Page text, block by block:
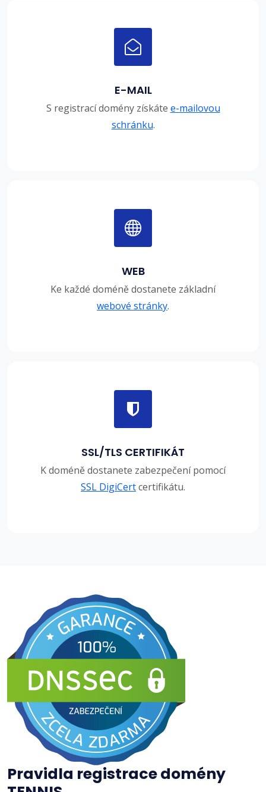
E-MAIL
S registrací domény získáte e-mailovou
schránku.
WEB
Ke každé doméně dostanete základní
webové stránky.
SSL/TLS CERTIFIKÁT
K doméně dostanete zabezpečení pomocí
SSL DigiCertcertifikátu.
Pravidla registrace domény